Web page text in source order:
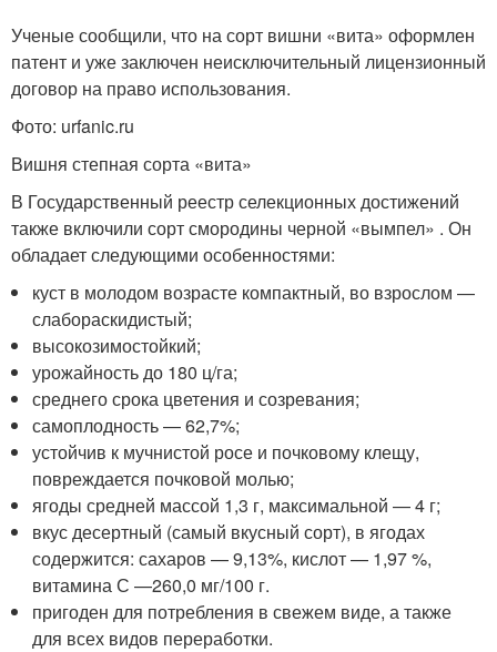
Ученые сообщили, что на сорт вишни «вита» оформлен
патент и уже заключен неисключительный лицензионный
договор на право использования.
Фото: urfanic.ru
Вишня степная сорта «вита»
В Государственный реестр селекционных достижений
также включили сорт смородины черной «вымпел» . Он
обладает следующими особенностями:
куст в молодом возрасте компактный, во взрослом —
слабораскидистый;
высокозимостойкий;
урожайность до 180 ц/га;
среднего срока цветения и созревания;
самоплодность — 62,7%;
устойчив к мучнистой росе и почковому клещу,
повреждается почковой молью;
ягоды средней массой 1,3 г, максимальной — 4 г;
вкус десертный (самый вкусный сорт), в ягодах
содержится: сахаров — 9,13%, кислот — 1,97 %,
витамина С —260,0 мг/100 г.
пригоден для потребления в свежем виде, а также
для всех видов переработки.